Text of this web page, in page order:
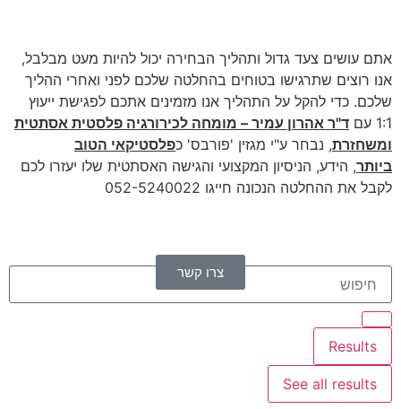
אתם עושים צעד גדול ותהליך הבחירה יכול להיות מעט מבלבל,
אנו רוצים שתרגישו בטוחים בהחלטה שלכם לפני ואחרי ההליך
שלכם. כדי להקל על התהליך אנו מזמינים אתכם לפגישת ייעוץ
1:1 עם
ד"ר אהרון עמיר – מומחה לכירורגיה פלסטית אסתטית
ומשחזרת, נבחר ע"י מגזין 'פורבס' כפלסטיקאי הטוב
ביותר, הידע, הניסיון המקצועי והגישה האסתטית שלו יעזרו לכם
לקבל את ההחלטה הנכונה חייגו 052-5240022
צרו קשר
Results
See all results